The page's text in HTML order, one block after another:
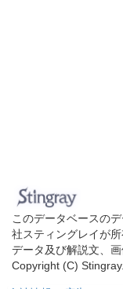
このデータベースの
社スティングレイが所
データ及び解説文、
Copyright (C)